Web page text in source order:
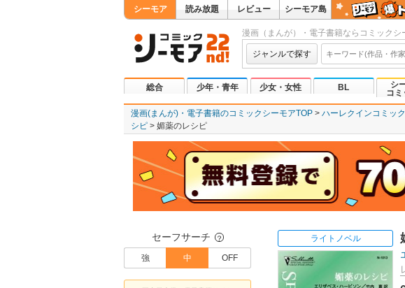
シーモア 読み放題 レビュー シーモア島
漫画（まんが）・電子書籍ならコミックシ
ジャンルで探す
総合 少年・青年 少女・女性 BL
シ
コミ
漫画(まんが)・電子書籍のコミックシーモアTOP ハーレクインコミッ
シピ
媚薬のレシピ
セーフサーチ ？
強 中 OFF
ライトノベル